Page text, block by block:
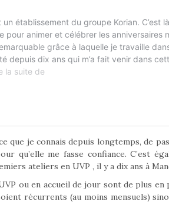
que je connais depuis longtemps, de
qu’elle me fasse confiance. C’est
ateliers en UVP , il y a dix ans à
ou en accueil de jour sont de plus en
récurrents (au moins mensuels)